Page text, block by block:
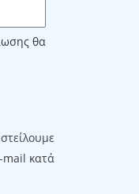
θα
mail κατά